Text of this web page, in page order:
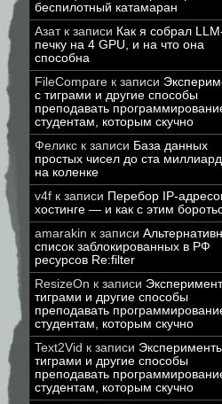
беспилотный катамаран
Азатк записи Как я собрал
печку на 4 GPU, и на что она
способна
FileCompare к записи
с тиграми и другие способы
преподавать
студентам, которым скучно
Феликс к записи База данных
простых чисел до ста
на коленке
v4f к записи Перебор IP-
хостинге — и как с этим
amarakin к записи
список заблокированных в РФ
ресурсов Re:filter
ResizeOn к записи
тиграми и другие способы
преподавать
студентам, которым скучно
Text2Vid к записи
тиграми и другие способы
преподавать
студентам, которым скучно